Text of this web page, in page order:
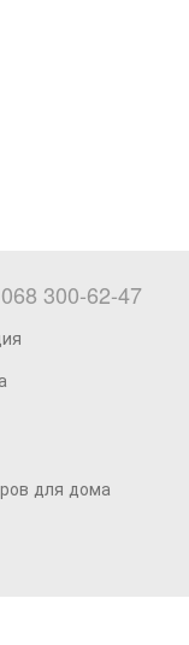
068 300-62-47
для дома